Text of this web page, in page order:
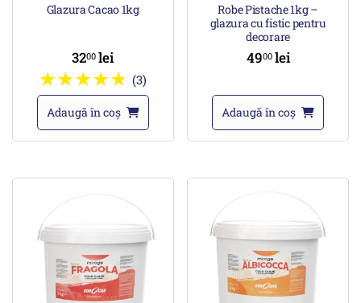
Glazura Cacao 1kg
3200lei
(3)
Adaugă în coș
Robe Pistache 1kg –
glazura cu fistic pentru
decorare
4900 lei
Adaugă în coș